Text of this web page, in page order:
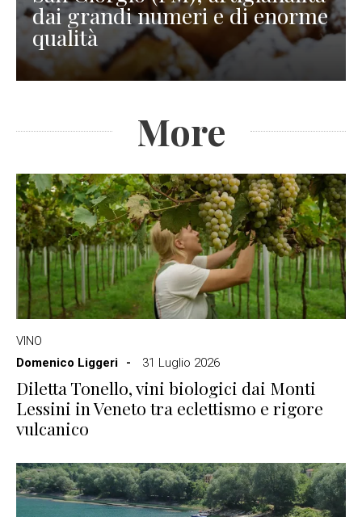
dai grandi numeri e di enorme
qualità
More
VINO
Domenico Liggeri
31 Luglio 2026
Diletta Tonello, vini biologici dai Monti
Lessini in Veneto tra eclettismo e rigore
vulcanico